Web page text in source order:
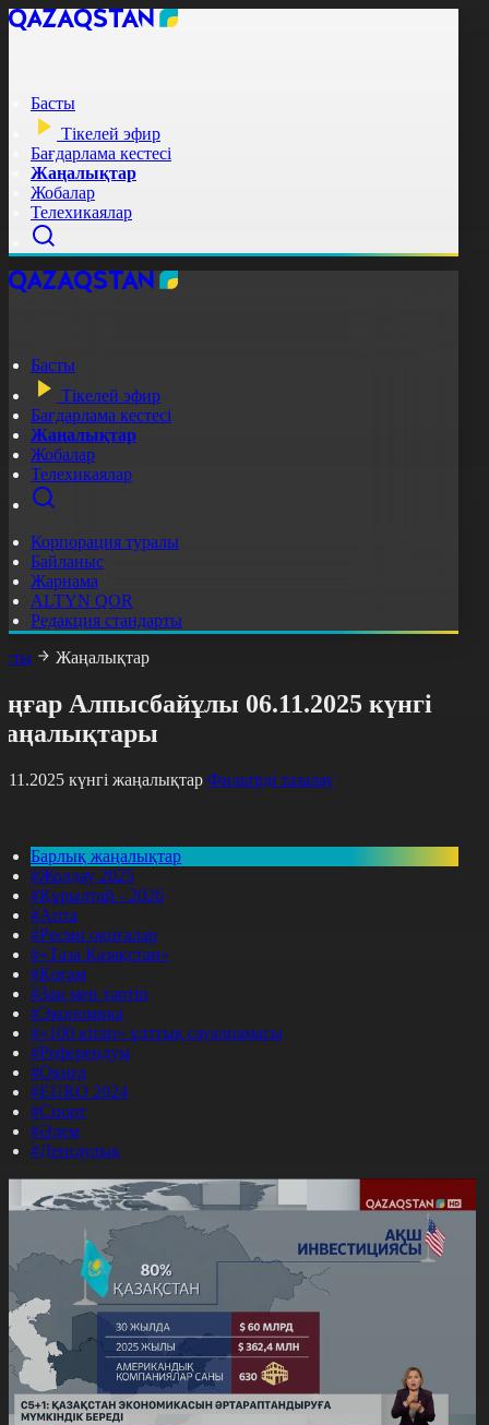
Басты
Тікелей эфир
Бағдарлама кестесі
Жаңалықтар
Жобалар
Телехикаялар
Басты
Тікелей эфир
Бағдарлама кестесі
Жаңалықтар
Жобалар
Телехикаялар
Корпорация туралы
Байланыс
Жарнама
ALTYN QOR
Редакция стандарты
Жаңалықтар
Алпысбайұлы 06.11.2025 күнгі
күнгі жаңалықтар Фильтрді тазалау
Барлық жаңалықтар
#Жолдау 2025
#Құрылтай - 2026
#Апта
#Ресми оқиғалар
#«Таза Қазақстан»
#Қоғам
#Заң мен тәртіп
#Экономика
#«100 кітап» ұлттық сауалнамасы
#Референдум
#Оқиға
#EURO 2024
#Спорт
#Әлем
#Денсаулық